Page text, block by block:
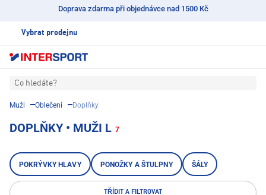
Doprava zdarma při objednávce nad 1500 Kč
Vybrat prodejnu
Co hledáte?
Muži Oblečení Doplňky
DOPLŇKY • MUŽI L 7
POKRÝVKY HLAVY PONOŽKY A ŠTULPNY ŠÁLY
TŘÍDIT A FILTROVAT